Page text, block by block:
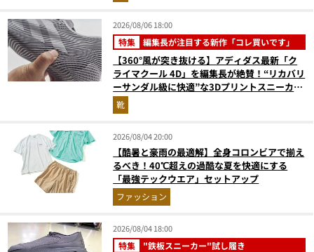
2026/08/06 18:00
特集 編集長が注目する新作「コレ買いです」
【360°風が突き抜ける】アディダス最新「ク
ライマクール 4D」を編集長が絶賛！“リカバリ
ーサンダル級に快適”な3Dプリントスニーカー
『コレ買いです』Vol.173
靴
2026/08/04 20:00
【酷暑と豪雨の最適解】全身コロンビアで揃え
るべき！40℃超えの過酷な夏を快適にする
「最強テックウエア」セットアップ
ファッション
2026/08/04 18:00
特集 "鉄板スニーカー"試し履き